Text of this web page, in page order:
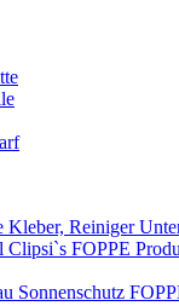
Kleber, Reiniger
Clipsi`s FOPPE
Sonnenschutz